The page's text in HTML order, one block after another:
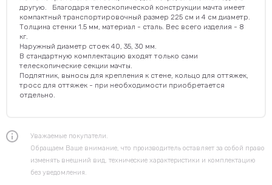
другую. Благодаря телескопической конструкции мачта имеет
компактный транспортировочный размер 225 см и 4 см диаметр.
Толщина стенки 1.5 мм, материал - сталь. Вес всего изделия - 8
кг.
Наружный диаметр стоек 40, 35, 30 мм.
В стандартную комплектацию входят только сами
телескопические секции мачты.
Подпятник, выносы для крепления к стене, кольцо для оттяжек,
тросс для оттяжек - при необходимости приобретается
отдельно.
Уважаемые покупатели.
Обращаем Ваше внимание, что производитель оставляет за собой право
изменять внешний вид, технические характеристики и комплектацию
без уведомления.